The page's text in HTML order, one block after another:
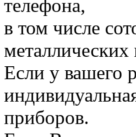
телефона,
в том числе
металлических
Если у вашего
приборов.